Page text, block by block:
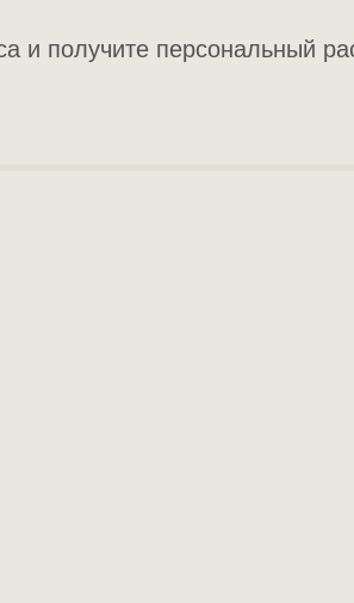
и получите персональный